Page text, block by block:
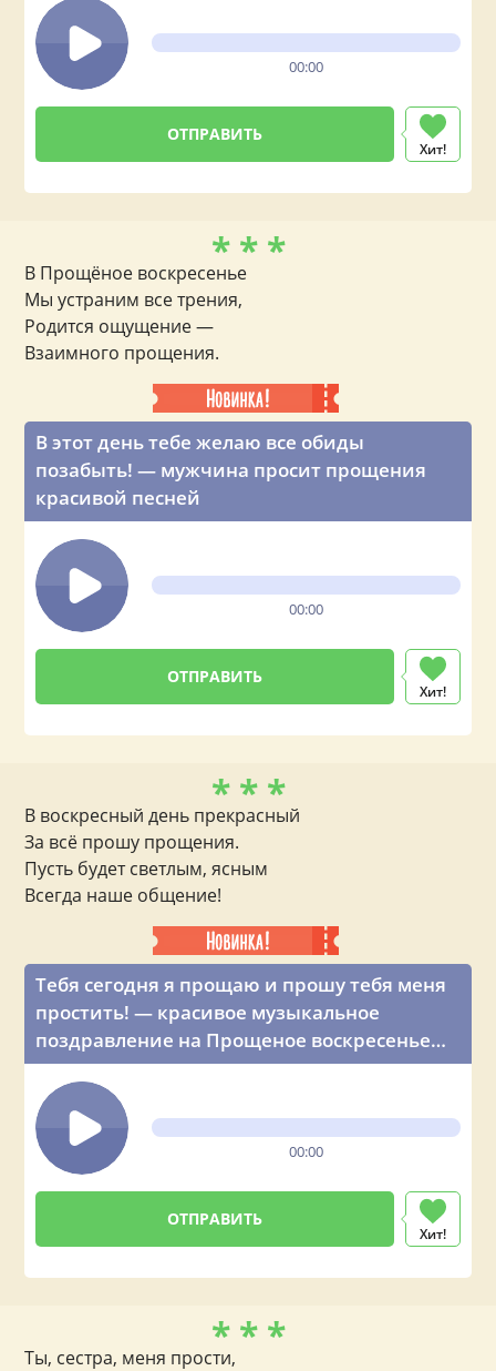
00:00
Хит!
В этот день тебе желаю все обиды
позабыть! — мужчина просит прощения
красивой песней
00:00
Хит!
* * *
В Прощёное воскресенье
Мы устраним все трения,
Родится ощущение —
Взаимного прощения.
Тебя сегодня я прощаю и прошу тебя меня
простить! — красивое музыкальное
поздравление на Прощеное воскресенье
(жен. голос)
00:00
Хит!
* * *
В воскресный день прекрасный
За всё прошу прощения.
Пусть будет светлым, ясным
Всегда наше общение!
* * *
Ты, сестра, меня прости,